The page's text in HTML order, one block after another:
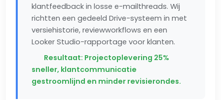
klantfeedback in losse e-mailthreads. Wij
richtten een gedeeld Drive-systeem in met
versiehistorie, reviewworkflows en een
Looker Studio-rapportage voor klanten.
Resultaat: Projectoplevering 25%
sneller, klantcommunicatie
gestroomlijnd en minder revisierondes.